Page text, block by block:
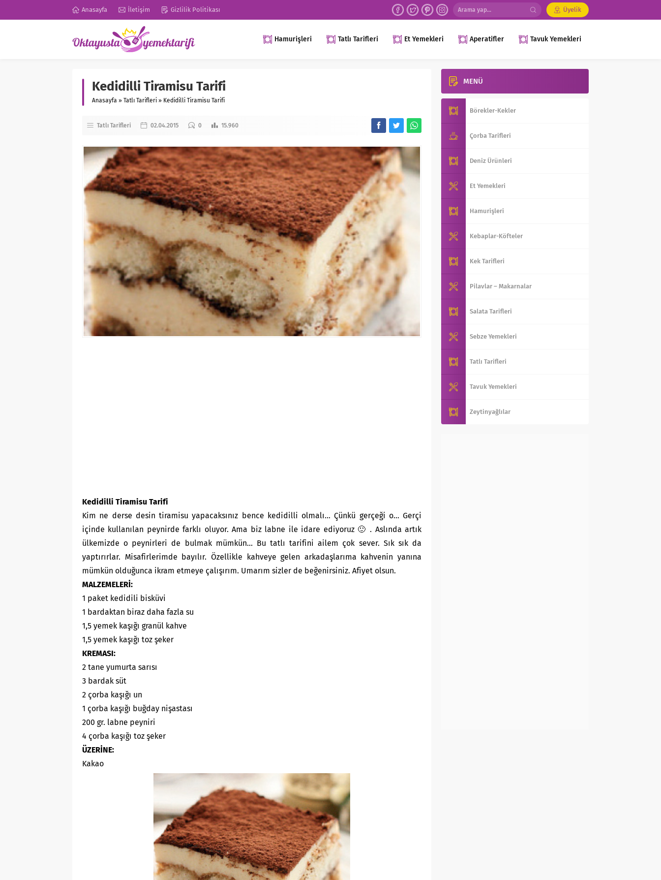
Anasayfa İletişim Gizlilik Politikası Üyelik
Hamurişleri Tatlı Tarifleri Et Yemekleri Aperatifler Tavuk Yemekleri
Kedidilli Tiramisu Tarifi
Anasayfa » Tatlı Tarifleri » Kedidilli Tiramisu Tarifi
Tatlı Tarifleri 02.04.2015 0 15.960
Kedidilli Tiramisu Tarifi
Kim ne derse desin tiramisu yapacaksınız bence kedidilli olmalı… Çünkü gerçeği o… Gerçi
içinde kullanılan peynirde farklı oluyor. Ama biz labne ile idare ediyoruz 🙂 . Aslında artık
ülkemizde o peynirleri de bulmak mümkün… Bu tatlı tarifini ailem çok sever. Sık sık da
yaptırırlar. Misafirlerimde bayılır. Özellikle kahveye gelen arkadaşlarıma kahvenin yanına
mümkün olduğunca ikram etmeye çalışırım. Umarım sizler de beğenirsiniz. Afiyet olsun.
MALZEMELERİ:
1 paket kedidili bisküvi
1 bardaktan biraz daha fazla su
1,5 yemek kaşığı granül kahve
1,5 yemek kaşığı toz şeker
KREMASI:
2 tane yumurta sarısı
3 bardak süt
2 çorba kaşığı un
1 çorba kaşığı buğday nişastası
200 gr. labne peyniri
4 çorba kaşığı toz şeker
ÜZERİNE:
Kakao
MENÜ
Börekler-Kekler
Çorba Tarifleri
Deniz Ürünleri
Et Yemekleri
Hamurişleri
Kebaplar-Köfteler
Kek Tarifleri
Pilavlar – Makarnalar
Salata Tarifleri
Sebze Yemekleri
Tatlı Tarifleri
Tavuk Yemekleri
Zeytinyağlılar